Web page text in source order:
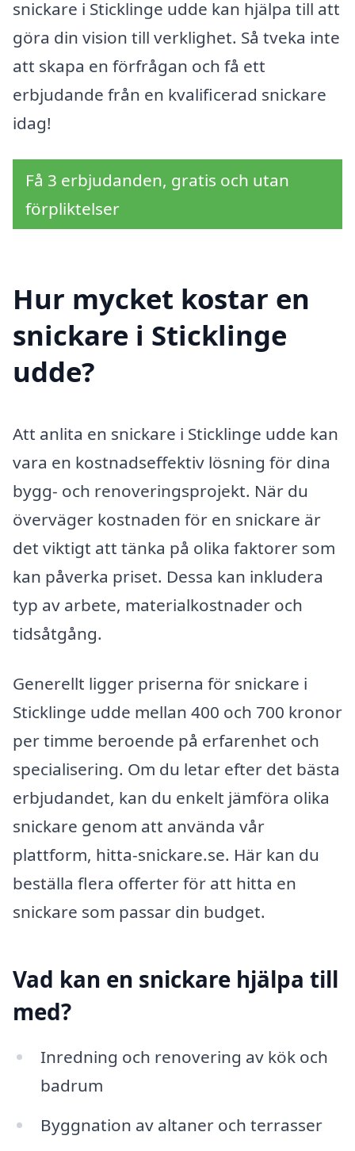
snickare i Sticklinge udde kan hjälpa till att
göra din vision till verklighet. Så tveka inte
att skapa en förfrågan och få ett
erbjudande från en kvalificerad snickare
idag!
Få 3 erbjudanden, gratis och utan
förpliktelser
Hur mycket kostar en
snickare i Sticklinge
udde?
Att anlita en snickare i Sticklinge udde kan
vara en kostnadseffektiv lösning för dina
bygg- och renoveringsprojekt. När du
överväger kostnaden för en snickare är
det viktigt att tänka på olika faktorer som
kan påverka priset. Dessa kan inkludera
typ av arbete, materialkostnader och
tidsåtgång.
Generellt ligger priserna för snickare i
Sticklinge udde mellan 400 och 700 kronor
per timme beroende på erfarenhet och
specialisering. Om du letar efter det bästa
erbjudandet, kan du enkelt jämföra olika
snickare genom att använda vår
plattform, hitta-snickare.se. Här kan du
beställa flera offerter för att hitta en
snickare som passar din budget.
Vad kan en snickare hjälpa till
med?
Inredning och renovering av kök och
badrum
Byggnation av altaner och terrasser